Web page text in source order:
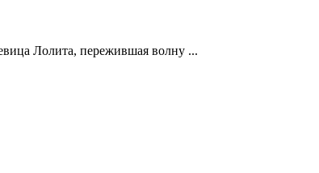
Лолита, пережившая волну ...